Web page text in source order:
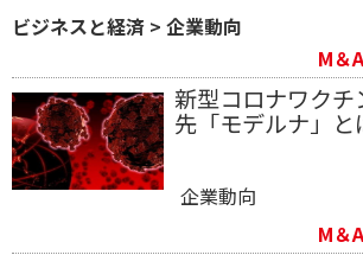
ビジネスと経済 > 企業動向
M＆
新型コロナワク
先「モデルナ」と
企業動向
M＆